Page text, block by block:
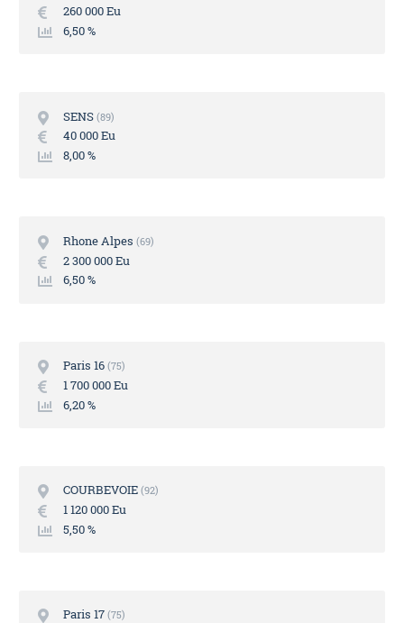
260 000 Eu
6,50 %
SENS 89
40 000 Eu
8,00 %
Rhone Alpes 69
2 300 000 Eu
6,50 %
Paris 16 75
1 700 000 Eu
6,20 %
COURBEVOIE 92
1 120 000 Eu
5,50 %
Paris 17 75